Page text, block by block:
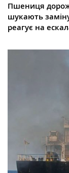
Пшениця
шукають
реагує на